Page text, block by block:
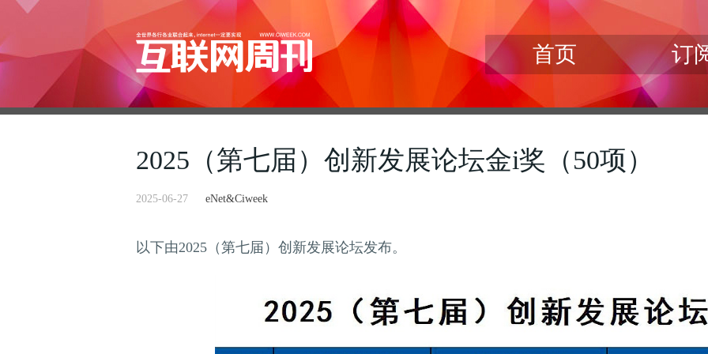
首页 订
2025（第七届）创新发展论坛金i奖（50项）
2025-06-27 eNet&Ciweek
以下由2025（第七届）创新发展论坛发布。